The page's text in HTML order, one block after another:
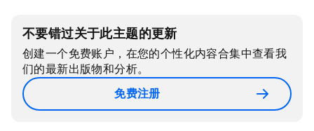
不要错过关于此主题的更新
创建一个免费账户，在您的个性化内容合集中查看我
们的最新出版物和分析。
免费注册